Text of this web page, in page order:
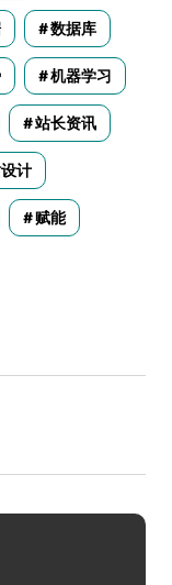
数据库
机器学习
站长资讯
计
赋能